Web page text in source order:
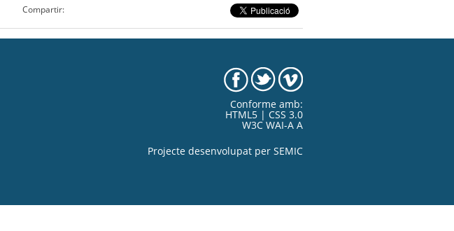
Compartir:
Conforme amb:
HTML5 | CSS 3.0
W3C WAI-A A
Projecte desenvolupat per SEMIC